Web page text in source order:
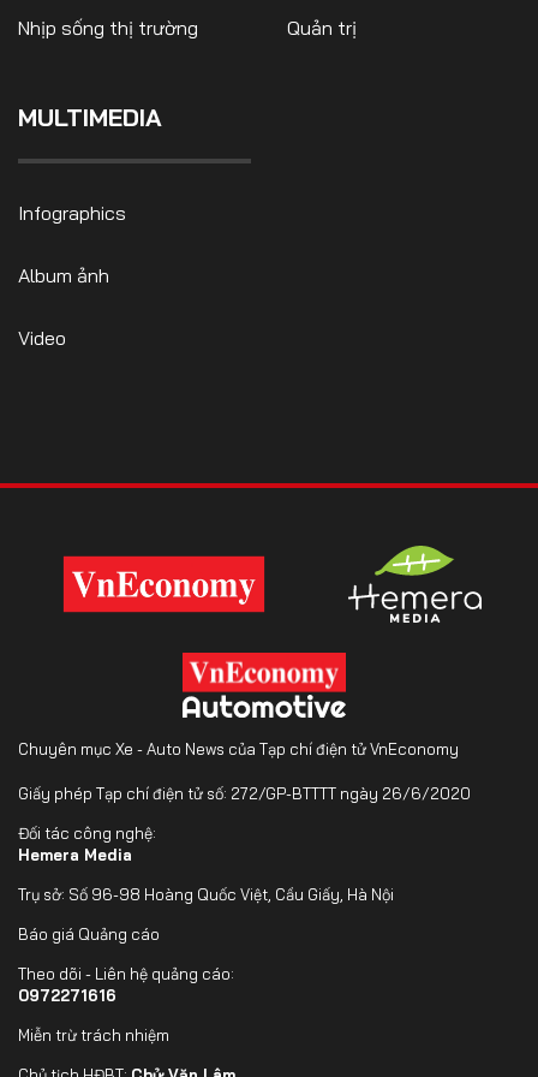
FOLLOW US
0972271616
Nhịp sống thị trường Quản trị
MULTIMEDIA
Infographics
Album ảnh
Video
Chuyên mục Xe - Auto News của Tạp chí điện tử VnEconomy
Giấy phép Tạp chí điện tử số: 272/GP-BTTTT ngày 26/6/2020
Đối tác công nghệ:
Hemera Media
Trụ sở: Số 96-98 Hoàng Quốc Việt, Cầu Giấy, Hà Nội
Báo giá Quảng cáo
Theo dõi - Liên hệ quảng cáo:
0972271616
Miễn trừ trách nhiệm